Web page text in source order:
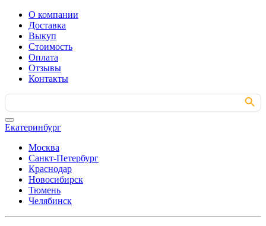
О компании
Доставка
Выкуп
Стоимость
Оплата
Отзывы
Контакты
Search
for:
Search Button
Екатеринбург
Москва
Санкт-Петербург
Краснодар
Новосибирск
Тюмень
Челябинск